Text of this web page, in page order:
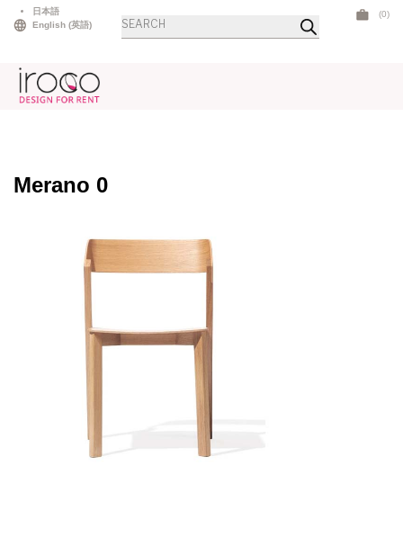
日本語
English (英語)
商
品
(0)
Merano 0